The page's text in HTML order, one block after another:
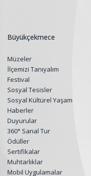
Büyükçekmece
Müzeler
İlçemizi Tanıyalım
Festival
Sosyal Tesisler
Sosyal Kültürel Yaşam
Haberler
Duyurular
360° Sanal Tur
Ödüller
Sertifikalar
Muhtarlıklar
Mobil Uygulamalar